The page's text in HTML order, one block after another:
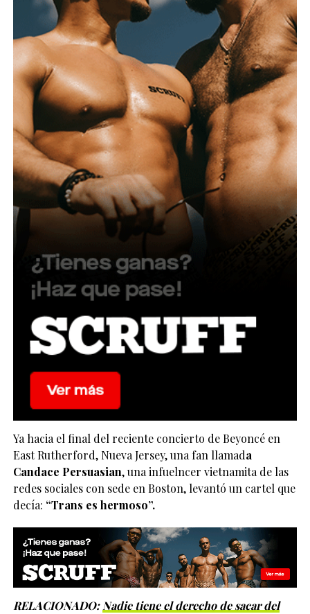
Ya hacia el final del reciente concierto de Beyoncé en
East Rutherford, Nueva Jersey, una fan llamada
Candace Persuasian, una infuelncer vietnamita de las
redes sociales con sede en Boston, levantó un cartel que
decía: “Trans es hermoso”.
RELACIONADO:Nadie tiene el derecho de sacar del